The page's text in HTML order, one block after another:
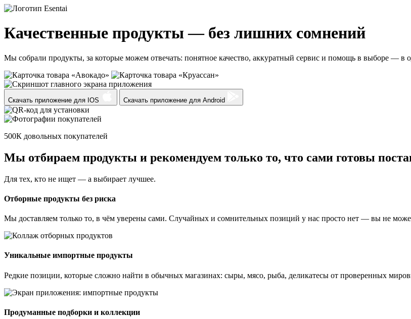
Качественные продукты — без лишних сомнений
Мы собрали продукты, за которые можем отвечать: понятное качество, аккуратный сервис и помощь в выборе — в
Скачать приложение для IOS Скачать приложение для Android
500К довольных покупателей
Мы отбираем продукты и рекомендуем только то, что сами готовы
Для тех, кто не ищет — а выбирает лучшее.
Отборные продукты без риска
Мы доставляем только то, в чём уверены сами. Случайных и сомнительных позиций у нас просто нет — вы не
Уникальные импортные продукты
Редкие позиции, которые сложно найти в обычных магазинах: сыры, мясо, рыба, деликатесы от проверенных
Продуманные подборки и коллекции